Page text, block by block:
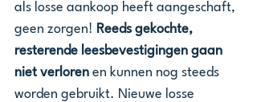
als losse aankoop heeft aangeschaft,
geen zorgen! Reeds gekochte,
resterende leesbevestigingen gaan
niet verloren en kunnen nog steeds
worden gebruikt. Nieuwe losse